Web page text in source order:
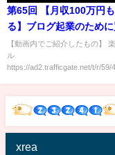
第65回 【月収100万円も
る】ブログ起業のため
きもの6選【これで全部
【稼ぐ 実践編】
【動画内でご紹介したもの】
ル
https://ad2.trafficgate.net/t/r/59/
xrea